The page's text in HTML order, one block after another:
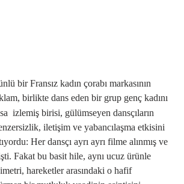
bir Fransız kadın çorabı markasının
birlikte dans eden bir grup genç kadını
izlemiş birisi, gülümseyen dansçıların
iletişim ve yabancılaşma etkisini
Her dansçı ayrı ayrı filme alınmış ve
Fakat bu basit hile, aynı ucuz ürünle
hareketler arasındaki o hafif